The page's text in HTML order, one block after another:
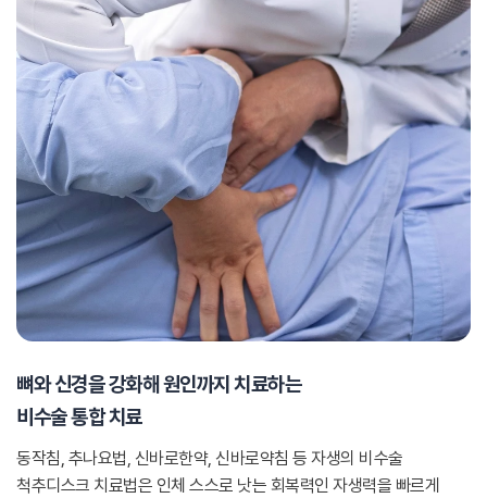
뼈와 신경을 강화해 원인까지 치료하는
비수술 통합 치료
동작침, 추나요법, 신바로한약, 신바로약침 등 자생의 비수술
척추디스크 치료법은 인체 스스로 낫는 회복력인 자생력을 빠르게